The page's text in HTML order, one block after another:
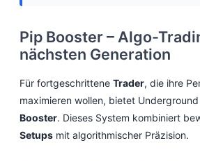
Pip Booster – Algo-
nächsten Generation
Für fortgeschrittene Trader, die ihre
maximieren wollen, bietet
Booster. Dieses System kombiniert
Setups mit algorithmischer Präzision.